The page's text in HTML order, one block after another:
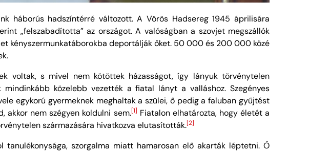
háborús hadszíntérré változott. A Vörös Hadsereg 1945 áprilisára
„felszabadította” az országot. A valóságban a szovjet megszállók
kényszermunkatáborokba deportálják őket. 50 000 és 200 000 közé
voltak, s mivel nem kötöttek házasságot, így lányuk törvénytelen
közelebb vezették a fiatal lányt a valláshoz. Szegényes
egykorú gyermeknek meghaltak a szülei, ő pedig a faluban gyűjtést
akkor nem szégyen koldulni sem.[1] Fiatalon elhatározta, hogy életét a
származására hivatkozva elutasították.[2]
szorgalma miatt hamarosan elő akarták léptetni. Ő